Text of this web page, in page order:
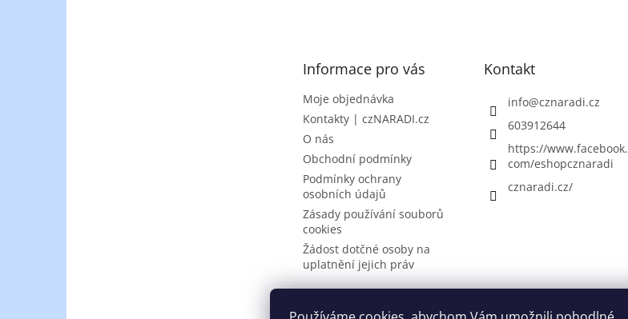
Informace pro vás
Moje objednávka
Kontakty | czNARADI.cz
O nás
Obchodní podmínky
Podmínky ochrany
osobních údajů
Zásady používání souborů
cookies
Žádost dotčné osoby na
uplatnění jejich práv
Kontakt
info@cznaradi.cz
603912644
https://www.facebook.
com/eshopcznaradi
cznaradi.cz/